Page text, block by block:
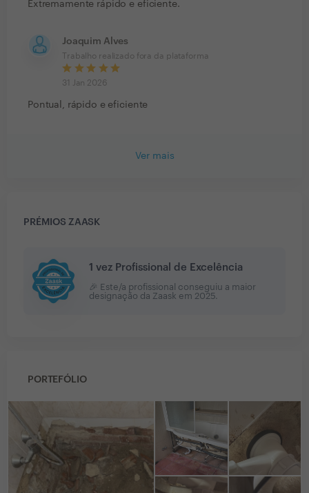
Extremamente rápido e eficiente.
Joaquim Alves
Trabalho realizado fora da plataforma
31 Jan 2026
Pontual, rápido e eficiente
Ver mais
PRÉMIOS ZAASK
1 vez Profissional de Excelência
🎉 Este/a profissional conseguiu a maior
designação da Zaask em 2025
PORTEFÓLIO